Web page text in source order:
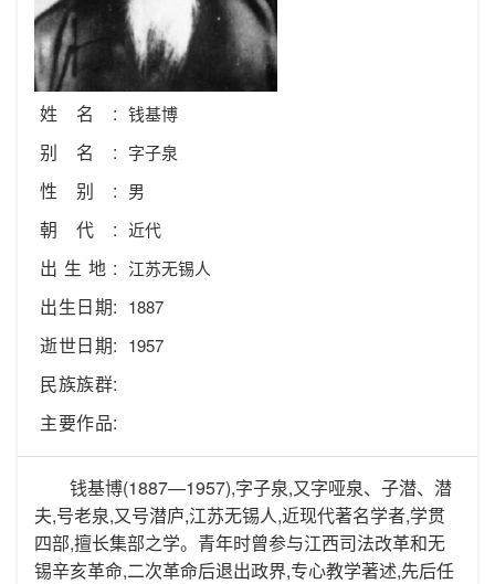
姓名: 钱基博
别名: 字子泉
性别: 男
朝代: 近代
出生地: 江苏无锡人
出生日期: 1887
逝世日期: 1957
民族族群:
主要作品:
钱基博(1887—1957),字子泉,又字哑泉、子潜、潜
夫,号老泉,又号潜庐,江苏无锡人,近现代著名学者,学贯
四部,擅长集部之学。青年时曾参与江西司法改革和无
锡辛亥革命,二次革命后退出政界,专心教学著述,先后任